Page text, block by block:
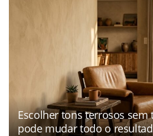
Escolher tons terrosos
pode mudar todo o